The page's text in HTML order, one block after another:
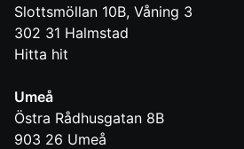
Slottsmöllan 10B, Våning 3
302 31 Halmstad
Hitta hit
Umeå
Östra Rådhusgatan 8B
903 26 Umeå